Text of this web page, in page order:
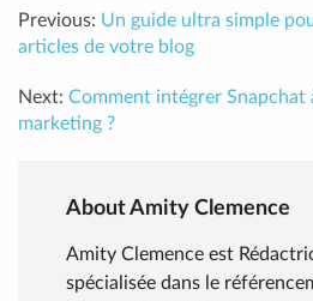
Previous: Un guide ultra simple
articles de votre blog
Next: Comment intégrer Snapchat
marketing ?
About Amity Clemence
Amity Clemence est
spécialisée dans le